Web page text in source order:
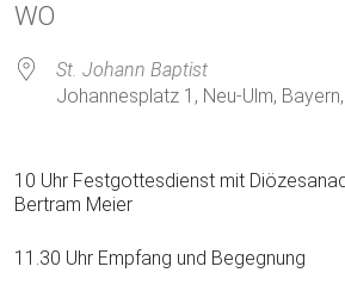
WO
St. Johann Baptist
Johannesplatz 1, Neu-Ulm,
10 Uhr Festgottesdienst mit
Bertram Meier
11.30 Uhr Empfang und Begegnung